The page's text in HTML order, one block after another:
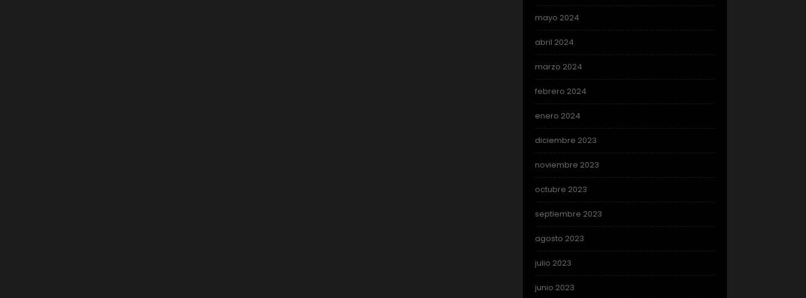
mayo 2024
abril 2024
marzo 2024
febrero 2024
enero 2024
diciembre 2023
noviembre 2023
octubre 2023
septiembre 2023
agosto 2023
julio 2023
junio 2023